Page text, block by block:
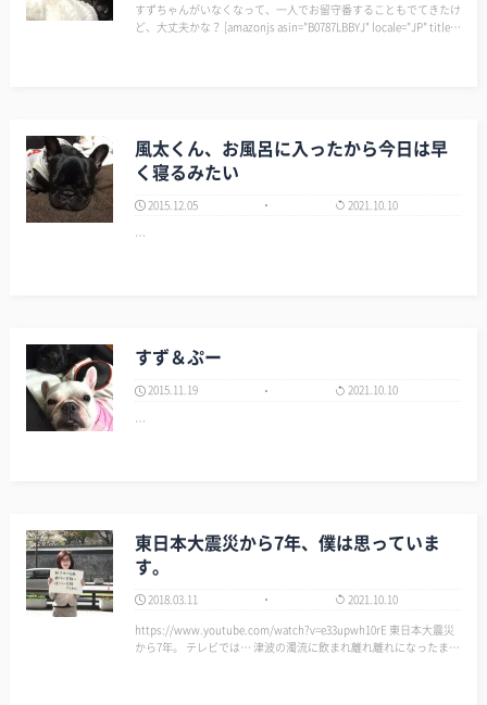
すずちゃんがいなくなって、一人でお留守番することもでてきたけ
ど、大丈夫かな？ [amazonjs asin="B0787LBBYJ" locale="JP" title
風太くん、お風呂に入ったから今日は早
く寝るみたい
2015.12.05
2021.10.10
…
すず＆ぷー
2015.11.19
2021.10.10
…
東日本大震災から7年、僕は思っていま
す。
2018.03.11
2021.10.10
https://www.youtube.com/watch?v=e33upwh10rE 東日本大震災
から7年。 テレビでは… 津波の濁流に飲まれ離れ離れになったまま